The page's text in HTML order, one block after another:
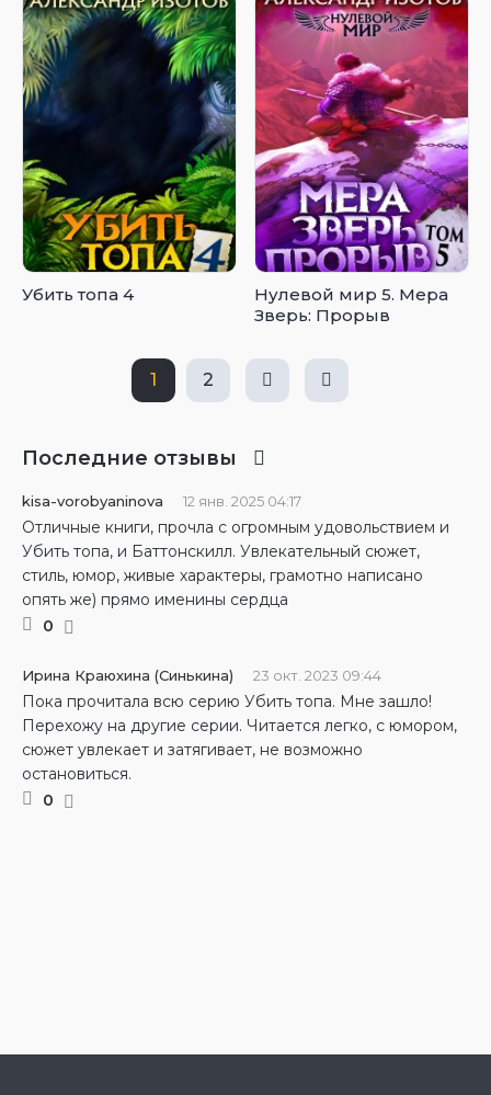
Убить топа 4
Нулевой мир 5. Мера
Зверь: Прорыв
1 2
Последние отзывы
kisa-vorobyaninova 12 янв. 2025 04:17
Отличные книги, прочла с огромным удовольствием и
Убить топа, и Баттонскилл. Увлекательный сюжет,
стиль, юмор, живые характеры, грамотно написано
опять же) прямо именины сердца
0
Ирина Краюхина (Синькина) 23 окт. 2023 09:44
Пока прочитала всю серию Убить топа. Мне зашло!
Перехожу на другие серии. Читается легко, с юмором,
сюжет увлекает и затягивает, не возможно
остановиться.
0